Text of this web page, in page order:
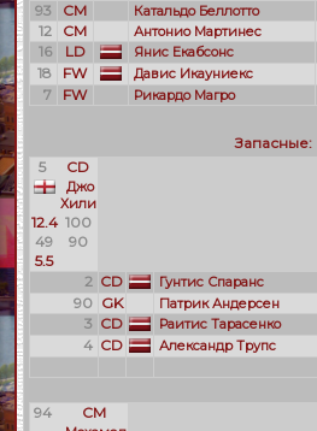
93
CM Катальдо Беллотто
12
CM Антонио Мартинес
16
LD Янис Екабсонс
18
FW Давис Икауниекс
7
FW Рикардо Магро
Запасные:
5
CD
Джо
Хили
12.4 100
49
90
5.5
2 CD Гунтис Спаранс
90 GK Патрик Андерсен
3 CD Раитис Тарасенко
4 CD Александр Трупс
94 CM